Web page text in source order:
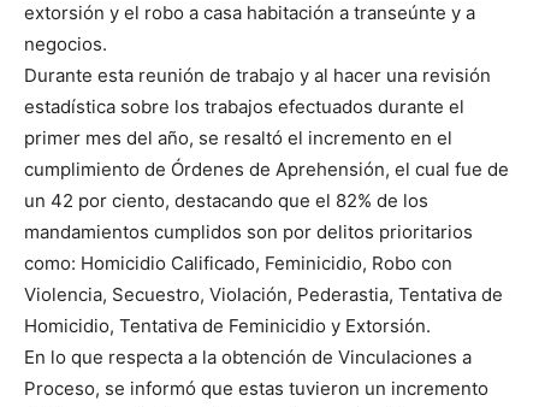
extorsión y el robo a casa habitación a transeúnte y a
negocios.
Durante esta reunión de trabajo y al hacer una revisión
estadística sobre los trabajos efectuados durante el
primer mes del año, se resaltó el incremento en el
cumplimiento de Órdenes de Aprehensión, el cual fue de
un 42 por ciento, destacando que el 82% de los
mandamientos cumplidos son por delitos prioritarios
como: Homicidio Calificado, Feminicidio, Robo con
Violencia, Secuestro, Violación, Pederastia, Tentativa de
Homicidio, Tentativa de Feminicidio y Extorsión.
En lo que respecta a la obtención de Vinculaciones a
Proceso, se informó que estas tuvieron un incremento